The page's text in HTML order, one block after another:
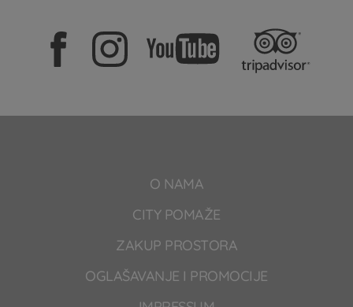
O NAMA
CITY POMAŽE
ZAKUP PROSTORA
OGLAŠAVANJE I PROMOCIJE